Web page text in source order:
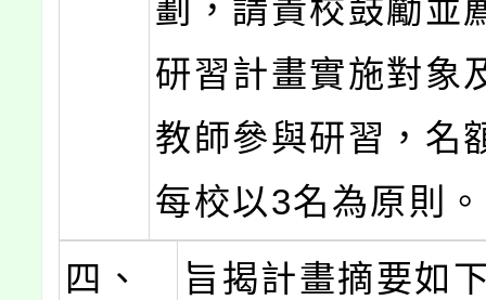
劃，請貴校鼓勵並
研習計畫實施對象
教師參與研習，名
每校以3名為原則。
四、
旨揭計畫摘要如